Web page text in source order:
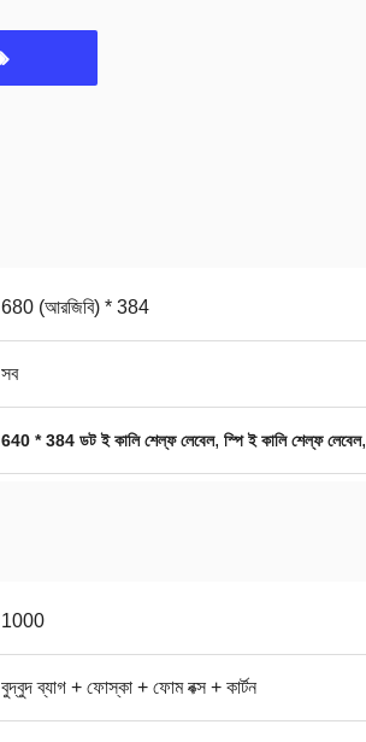
680 (আরজিবি) * 384
সব
640 * 384 ডট ই কালি শেল্ফ লেবেল, স্পি ই কালি শেল্ফ লেবেল,
1000
বুদ্বুদ ব্যাগ + ফোস্কা + ফোম বক্স + কার্টন